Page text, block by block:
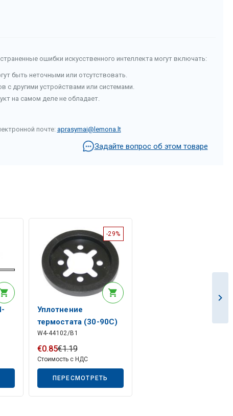
ошибки искусственного интеллекта могут включать:
быть неточными или отсутствовать.
другими устройствами или системами.
на самом деле не обладает.
почте: aprasymai@lemona.lt
Задайте вопрос об этом товаре
-29%
Уплотнение
термостата (30-90С)
W4-44102/B1
€0.85€1.19
Стоимость с НДС
ПЕРЕСМОТРЕТЬ